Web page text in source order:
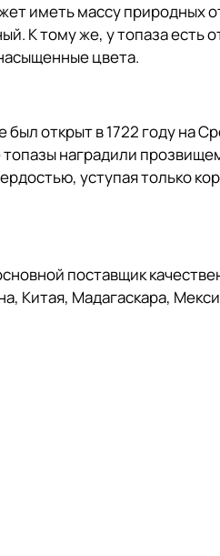
иметь массу природных
К тому же, у топаза
цвета.
был открыт в 1722 году на
наградили
уступая только
поставщик
Китая, Мадагаскара,